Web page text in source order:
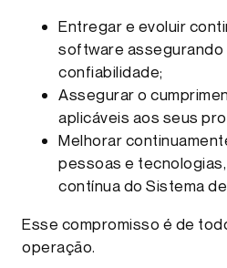
Entregar e evoluir
software assegurando
confiabilidade;
Assegurar o
aplicáveis aos seus
Melhorar
pessoas e
contínua do Sistema
Esse compromisso é de
operação.